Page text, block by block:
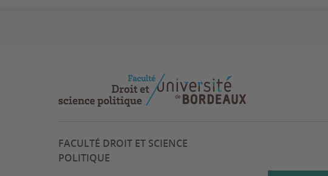
FACULTÉ DROIT ET SCIENCE
POLITIQUE